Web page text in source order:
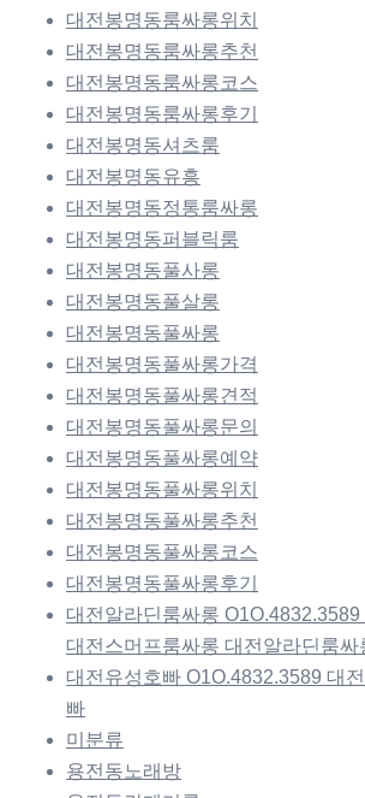
대전봉명동룸싸롱위치
대전봉명동룸싸롱추천
대전봉명동룸싸롱코스
대전봉명동룸싸롱후기
대전봉명동셔츠룸
대전봉명동유흥
대전봉명동정통룸싸롱
대전봉명동퍼블릭룸
대전봉명동풀사롱
대전봉명동풀살롱
대전봉명동풀싸롱
대전봉명동풀싸롱가격
대전봉명동풀싸롱견적
대전봉명동풀싸롱문의
대전봉명동풀싸롱예약
대전봉명동풀싸롱위치
대전봉명동풀싸롱추천
대전봉명동풀싸롱코스
대전봉명동풀싸롱후기
대전알라딘룸싸롱
대전스머프룸싸롱 대전알라딘룸싸
대전유성호빠 O1O.4832.3589 대
빠
미분류
용전동노래방